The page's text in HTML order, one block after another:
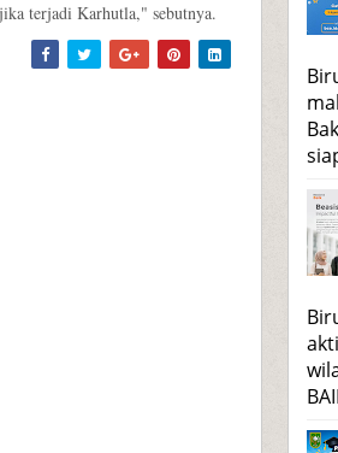
terjadi Karhutla," sebutnya.